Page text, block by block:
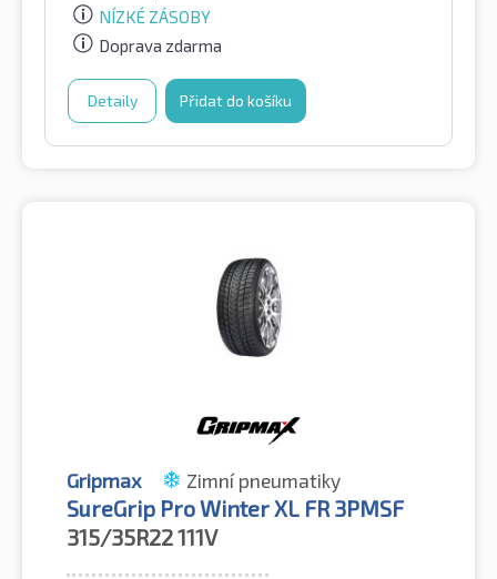
NÍZKÉ ZÁSOBY
Doprava zdarma
Detaily Přidat do košíku
Gripmax Zimní pneumatiky
SureGrip Pro Winter XL FR 3PMSF
315/35R22111V